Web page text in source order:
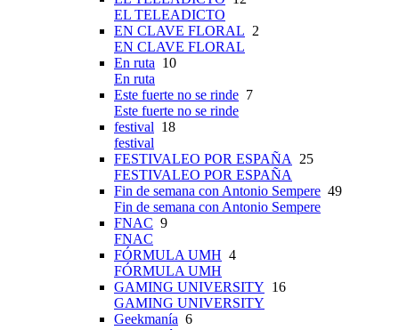
EL TELEADICTO
EN CLAVE FLORAL 2
EN CLAVE FLORAL
En ruta 10
En ruta
Este fuerte no se rinde 7
Este fuerte no se rinde
festival 18
festival
FESTIVALEO POR ESPAÑA 25
FESTIVALEO POR ESPAÑA
Fin de semana con Antonio Sempere 49
Fin de semana con Antonio Sempere
FNAC 9
FNAC
FÓRMULA UMH 4
FÓRMULA UMH
GAMING UNIVERSITY 16
GAMING UNIVERSITY
Geekmanía 6